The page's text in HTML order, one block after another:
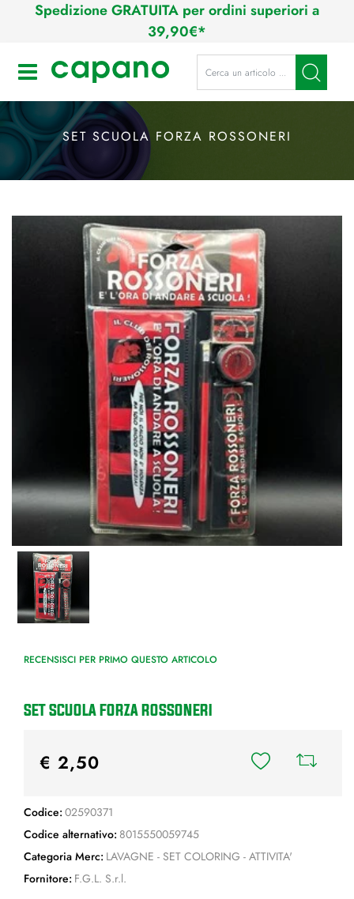
Spedizione GRATUITA per ordini superiori a
39,90€*
Open La modifica di un filtro
SET SCUOLA FORZA ROSSONERI
RECENSISCI PER PRIMO QUESTO ARTICOLO
SET SCUOLA FORZA ROSSONERI
€ 2,50
Codice: 02590371
Codice alternativo: 8015550059745
Categoria Merc: LAVAGNE - SET COLORING - ATTIVITA'
Fornitore: F.G.L. S.r.l.